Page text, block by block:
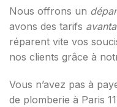
Nous offrons un
avons des tarifs
réparent vite vos
nos clients grâce à
Vous n’avez pas à
de plomberie à Paris